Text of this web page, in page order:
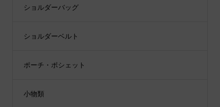
ショルダーバッグ
ショルダーベルト
ポーチ・ポシェット
小物類